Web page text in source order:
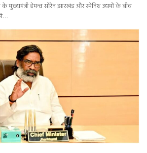
मुख्यमंत्री हेमन्त सोरेन झारखंड और स्पेनिश उद्यमों के बीच